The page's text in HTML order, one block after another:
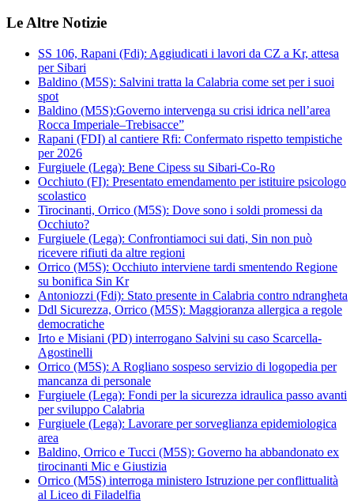
Le Altre Notizie
SS 106, Rapani (Fdi): Aggiudicati i lavori da CZ a Kr, attesa
per Sibari
Baldino (M5S): Salvini tratta la Calabria come set per i suoi
spot
Baldino (M5S):Governo intervenga su crisi idrica nell’area
Rocca Imperiale–Trebisacce”
Rapani (FDI) al cantiere Rfi: Confermato rispetto tempistiche
per 2026
Furgiuele (Lega): Bene Cipess su Sibari-Co-Ro
Occhiuto (FI): Presentato emendamento per istituire psicologo
scolastico
Tirocinanti, Orrico (M5S): Dove sono i soldi promessi da
Occhiuto?
Furgiuele (Lega): Confrontiamoci sui dati, Sin non può
ricevere rifiuti da altre regioni
Orrico (M5S): Occhiuto interviene tardi smentendo Regione
su bonifica Sin Kr
Antoniozzi (Fdi): Stato presente in Calabria contro ndrangheta
Ddl Sicurezza, Orrico (M5S): Maggioranza allergica a regole
democratiche
Irto e Misiani (PD) interrogano Salvini su caso Scarcella-
Agostinelli
Orrico (M5S): A Rogliano sospeso servizio di logopedia per
mancanza di personale
Furgiuele (Lega): Fondi per la sicurezza idraulica passo avanti
per sviluppo Calabria
Furgiuele (Lega): Lavorare per sorveglianza epidemiologica
area
Baldino, Orrico e Tucci (M5S): Governo ha abbandonato ex
tirocinanti Mic e Giustizia
Orrico (M5S) interroga ministero Istruzione per conflittualità
al Liceo di Filadelfia